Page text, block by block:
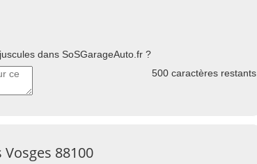
dans SoSGarageAuto.fr ?
500 caractères restants
88100